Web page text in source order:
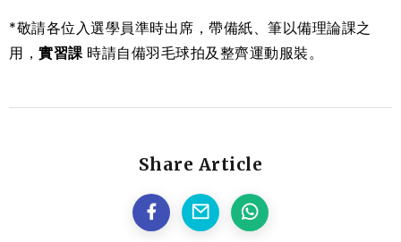
*敬請各位入選學員準時出席，帶備紙、筆以備理論課之
用， 實習課時請自備羽毛球拍及整齊運動服裝。
Share Article